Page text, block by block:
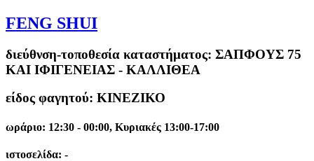
FENG SHUI
διεύθνση-τοποθεσία καταστήματος: ΣΑΠΦΟΥΣ 75
ΚΑΙ ΙΦΙΓΕΝΕΙΑΣ - ΚΑΛΛΙΘΕΑ
είδος φαγητού: ΚΙΝΕΖΙΚΟ
ωράριο: 12:30 - 00:00, Κυριακές 13:00-17:00
ιστοσελίδα: -